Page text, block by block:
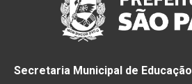
Secretaria Municipal de Educação